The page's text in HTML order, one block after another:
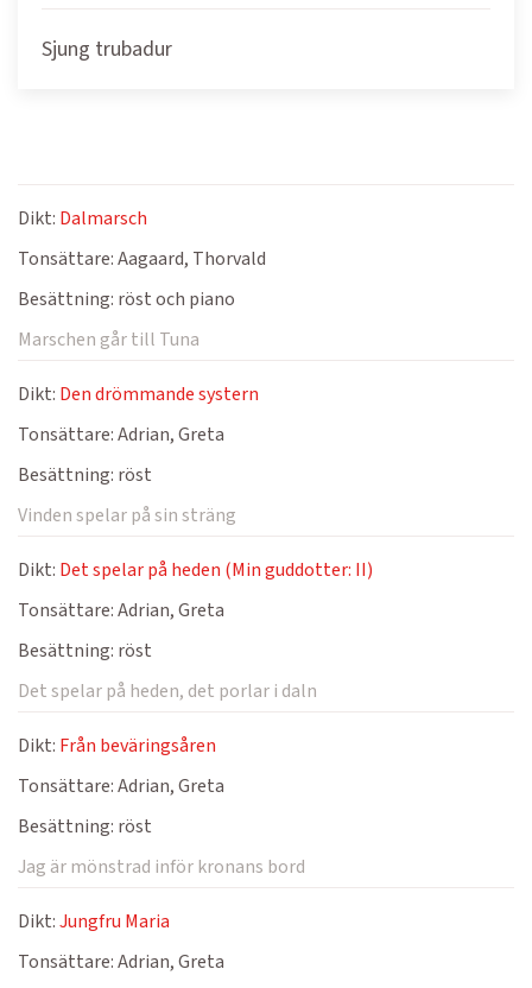
Sjung trubadur
Dikt: Dalmarsch
Tonsättare:Aagaard, Thorvald
Besättning: röst och piano
Marschen går till Tuna
Dikt: Den drömmande systern
Tonsättare:Adrian, Greta
Besättning: röst
Vinden spelar på sin sträng
Dikt: Det spelar på heden (Min guddotter: II)
Tonsättare:Adrian, Greta
Besättning: röst
Det spelar på heden, det porlar i daln
Dikt: Från beväringsåren
Tonsättare:Adrian, Greta
Besättning: röst
Jag är mönstrad inför kronans bord
Dikt:Jungfru Maria
Tonsättare:Adrian, Greta